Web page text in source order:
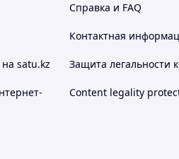
satu.kz
Справка и FAQ
Контактная
Защита легальности
Content legality